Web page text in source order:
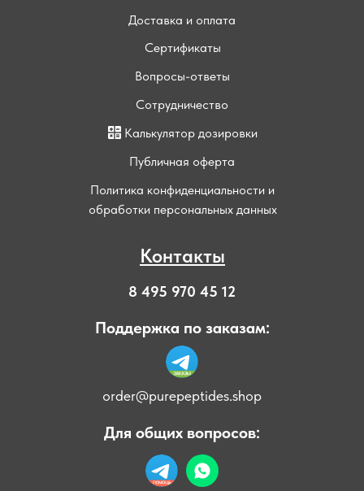
Контакты
8 495 970 45 12
order@purepeptides.shop
Поддержка по заказам:
Для общих вопросов:
Доставка и оплата
Сертификаты
Вопросы-ответы
Сотрудничество
Калькулятор дозировки
Публичная оферта
Политика конфиденциальности и
обработки персональных данных